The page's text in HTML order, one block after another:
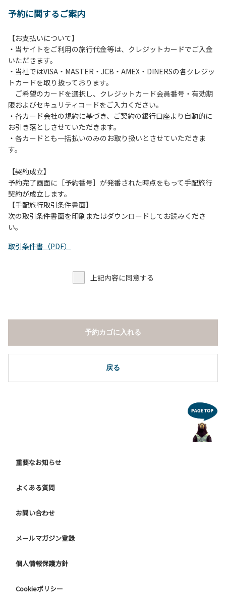
予約に関するご案内
【お支払いについて】
・当サイトをご利用の旅行代金等は、クレジットカードでご入金
いただきます。
・当社ではVISA・MASTER・JCB・AMEX・DINERSの各クレジッ
トカードを取り扱っております。
ご希望のカードを選択し、クレジットカード会員番号・有効期
限およびセキュリティコードをご入力ください。
・各カード会社の規約に基づき、ご契約の銀行口座より自動的に
お引き落としさせていただきます。
・各カードとも一括払いのみのお取り扱いとさせていただきま
す。
【契約成立】
予約完了画面に［予約番号］が発番された時点をもって手配旅行
契約が成立します。
【手配旅行取引条件書面】
次の取引条件書面を印刷またはダウンロードしてお読みくださ
い。
取引条件書（PDF）
上記内容に同意する
戻る
予約カゴに入れる
重要なお知らせ
よくある質問
お問い合わせ
メールマガジン登録
個人情報保護方針
Cookieポリシー